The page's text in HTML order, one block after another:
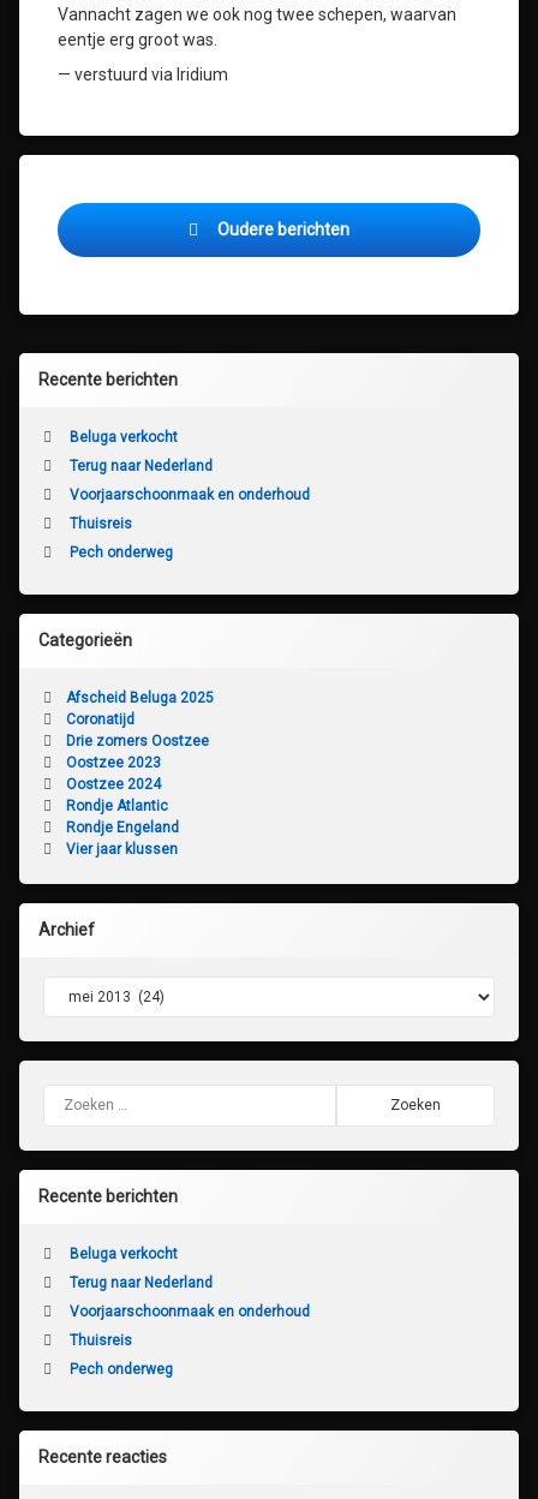
Vannacht zagen we ook nog twee schepen, waarvan
eentje erg groot was.
— verstuurd via Iridium
Berichtennavigatie
Oudere berichten
Recente berichten
Beluga verkocht
Terug naar Nederland
Voorjaarschoonmaak en onderhoud
Thuisreis
Pech onderweg
Categorieën
Afscheid Beluga 2025
Coronatijd
Drie zomers Oostzee
Oostzee 2023
Oostzee 2024
Rondje Atlantic
Rondje Engeland
Vier jaar klussen
Archief
Zoeken naar:
Recente berichten
Beluga verkocht
Terug naar Nederland
Voorjaarschoonmaak en onderhoud
Thuisreis
Pech onderweg
Recente reacties